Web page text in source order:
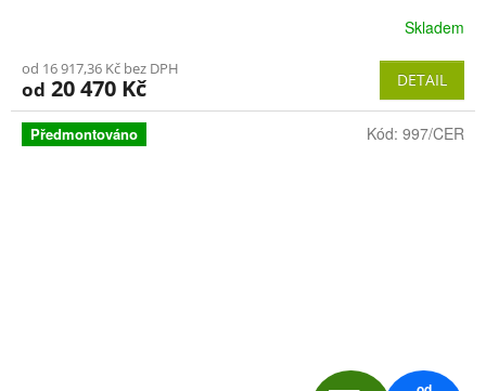
M
A
Skladem
od 16 917,36 Kč bez DPH
od 20 470 Kč DETAIL
Předmontováno Kód: 997/CER